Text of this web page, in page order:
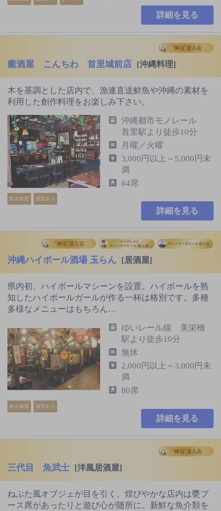
詳細を見る
癒酒屋 こんちわ 首里城前店 [沖縄料理]
木を基調とした店内で、漁連直送鮮魚や沖縄の素材を
利用した創作料理をお楽しみ下さい。
飲み放題 個室あり
沖縄都市モノレール
首里駅より徒歩10分
月曜／火曜
3,000円以上～5,000円未
満
64席
詳細を見る
沖縄ハイボール酒場 玉らん [居酒屋]
県内初、ハイボールマシーンを設置。ハイボールを熟
知したハイボールガールが作る一杯は格別です。多種
多様なメニューはもちろん…
飲み放題 個室あり
ゆいレール線 美栄橋
駅より徒歩10分
無休
2,000円以上～3,000円未
満
80席
詳細を見る
三代目 魚武士 [洋風居酒屋]
ねぶた風オブジェが目を引く、煌びやかな店内は甕ブ
ース席があったりと遊び心が随所に。新鮮な魚介類を